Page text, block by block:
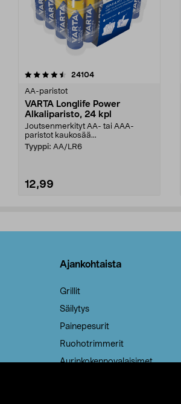
24104arvostelut
AA-paristot
VARTA Longlife Power
Alkaliparisto, 24 kpl
Joutsenmerkityt AA- tai AAA-
paristot kaukosää...
Tyyppi: AA/LR6
12,99
4.5viidestä
Ajankohtaista
Grillit
Säilytys
Painepesurit
Ruohotrimmerit
Aurinkokennovalaisimet